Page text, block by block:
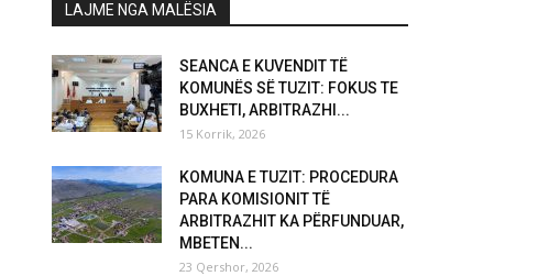
LAJME NGA MALËSIA
SEANCA E KUVENDIT TË
KOMUNËS SË TUZIT: FOKUS TE
BUXHETI, ARBITRAZHI...
15 Korrik, 2026
KOMUNA E TUZIT: PROCEDURA
PARA KOMISIONIT TË
ARBITRAZHIT KA PËRFUNDUAR,
MBETEN...
23 Qershor, 2026